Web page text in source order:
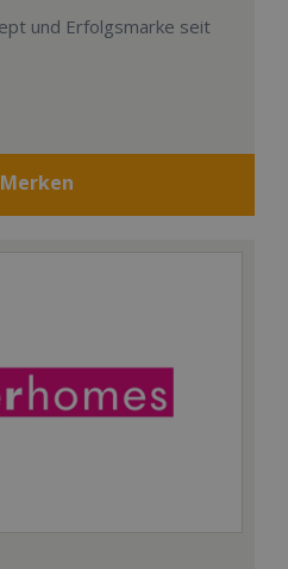
und Erfolgsmarke seit
Merken